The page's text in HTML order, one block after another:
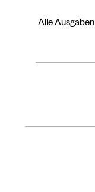
Alle Ausgaben